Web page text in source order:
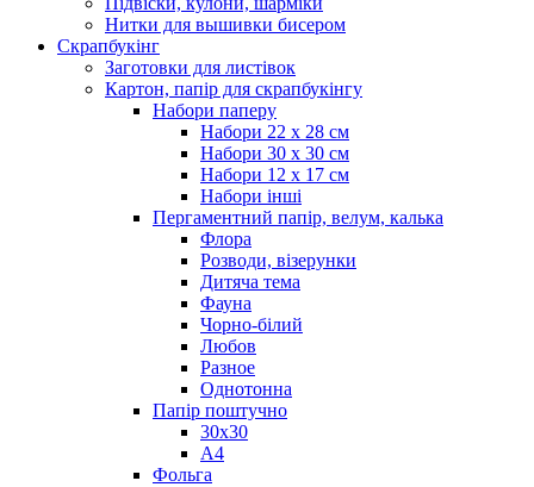
Нитки для вышивки бисером
Скрапбукінг
Заготовки для листівок
Картон, папір для скрапбукінгу
Набори паперу
Набори 22 х 28 см
Набори 30 х 30 см
Набори 12 х 17 см
Набори інші
Пергаментний папір, велум, калька
Флора
Розводи, візерунки
Дитяча тема
Фауна
Чорно-білий
Любов
Разное
Однотонна
Папір поштучно
30х30
А4
Фольга